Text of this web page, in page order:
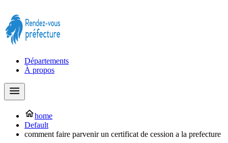
Départements
À propos
home
Default
comment faire parvenir un certificat de cession a la prefecture